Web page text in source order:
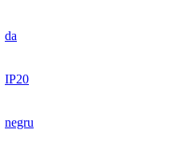
da
IP20
negru